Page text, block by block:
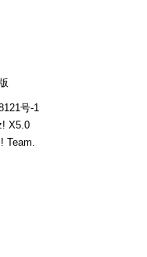
号-1
X5.0
Team.